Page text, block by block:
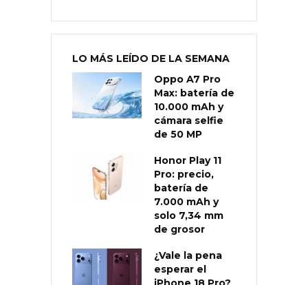
LO MÁS LEÍDO DE LA SEMANA
Oppo A7 Pro
Max: batería de
10.000 mAh y
cámara selfie
de 50 MP
Honor Play 11
Pro: precio,
batería de
7.000 mAh y
solo 7,34 mm
de grosor
¿Vale la pena
esperar el